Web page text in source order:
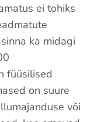
ei tohiks
ka midagi
füüsilised
on suure
või